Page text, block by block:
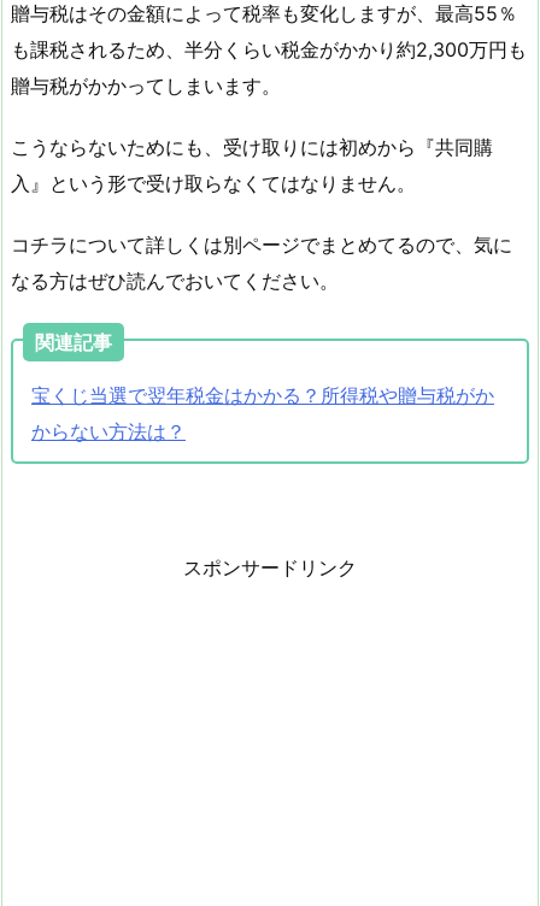
贈与税はその金額によって税率も変化しますが、最高55％
も課税されるため、半分くらい税金がかかり約2,300万円も
贈与税がかかってしまいます。
こうならないためにも、受け取りには初めから『共同購
入』という形で受け取らなくてはなりません。
コチラについて詳しくは別ページでまとめてるので、気に
なる方はぜひ読んでおいてください。
関連記事
宝くじ当選で翌年税金はかかる？所得税や贈与税がか
からない方法は？
スポンサードリンク